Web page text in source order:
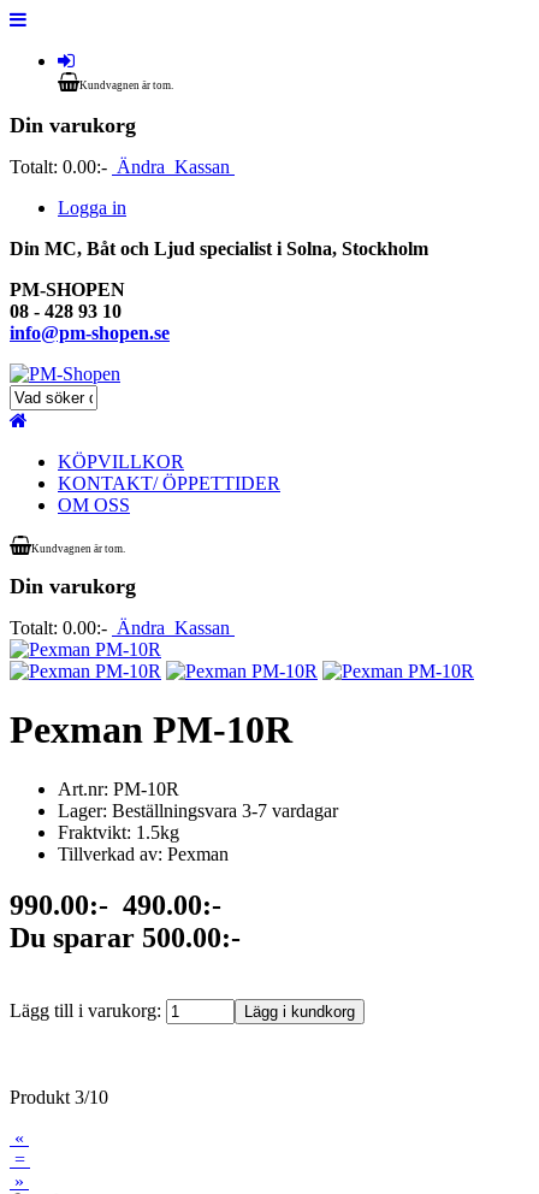
Kundvagnen är tom.
Din varukorg
Totalt: 0.00:- Ändra Kassan
Logga in
Din MC, Båt och Ljud specialist i Solna, Stockholm
PM-SHOPEN
08 - 428 93 10
info@pm-shopen.se
KÖPVILLKOR
KONTAKT/ ÖPPETTIDER
OM OSS
Kundvagnen är tom.
Din varukorg
Totalt: 0.00:- Ändra Kassan
Pexman PM-10R
Art.nr: PM-10R
Lager: Beställningsvara 3-7 vardagar
Fraktvikt: 1.5kg
Tillverkad av: Pexman
990.00:- 490.00:-
Du sparar 500.00:-
Lägg till i varukorg:
Produkt 3/10
«
=
»